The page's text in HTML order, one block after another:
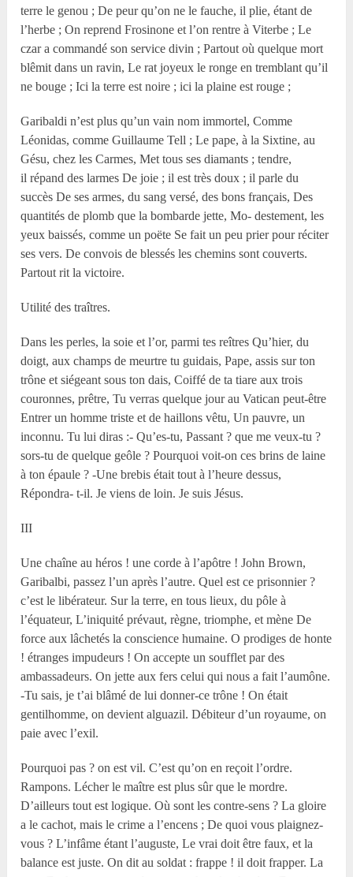
terre le genou ; De peur qu’on ne le fauche, il plie, étant de
l’herbe ; On reprend Frosinone et l’on rentre à Viterbe ; Le
czar a commandé son service divin ; Partout où quelque mort
blêmit dans un ravin, Le rat joyeux le ronge en tremblant qu’il
ne bouge ; Ici la terre est noire ; ici la plaine est rouge ;
Garibaldi n’est plus qu’un vain nom immortel, Comme
Léonidas, comme Guillaume Tell ; Le pape, à la Sixtine, au
Gésu, chez les Carmes, Met tous ses diamants ; tendre,
il répand des larmes De joie ; il est très doux ; il parle du
succès De ses armes, du sang versé, des bons français, Des
quantités de plomb que la bombarde jette, Mo- destement, les
yeux baissés, comme un poëte Se fait un peu prier pour réciter
ses vers. De convois de blessés les chemins sont couverts.
Partout rit la victoire.
Utilité des traîtres.
Dans les perles, la soie et l’or, parmi tes reîtres Qu’hier, du
doigt, aux champs de meurtre tu guidais, Pape, assis sur ton
trône et siégeant sous ton dais, Coiffé de ta tiare aux trois
couronnes, prêtre, Tu verras quelque jour au Vatican peut-être
Entrer un homme triste et de haillons vêtu, Un pauvre, un
inconnu. Tu lui diras :- Qu’es-tu, Passant ? que me veux-tu ?
sors-tu de quelque geôle ? Pourquoi voit-on ces brins de laine
à ton épaule ? -Une brebis était tout à l’heure dessus,
Répondra- t-il. Je viens de loin. Je suis Jésus.
III
Une chaîne au héros ! une corde à l’apôtre ! John Brown,
Garibalbi, passez l’un après l’autre. Quel est ce prisonnier ?
c’est le libérateur. Sur la terre, en tous lieux, du pôle à
l’équateur, L’iniquité prévaut, règne, triomphe, et mène De
force aux lâchetés la conscience humaine. O prodiges de honte
! étranges impudeurs ! On accepte un soufflet par des
ambassadeurs. On jette aux fers celui qui nous a fait l’aumône.
-Tu sais, je t’ai blâmé de lui donner-ce trône ! On était
gentilhomme, on devient alguazil. Débiteur d’un royaume, on
paie avec l’exil.
Pourquoi pas ? on est vil. C’est qu’on en reçoit l’ordre.
Rampons. Lécher le maître est plus sûr que le mordre.
D’ailleurs tout est logique. Où sont les contre-sens ? La gloire
a le cachot, mais le crime a l’encens ; De quoi vous plaignez-
vous ? L’infâme étant l’auguste, Le vrai doit être faux, et la
balance est juste. On dit au soldat : frappe ! il doit frapper. La